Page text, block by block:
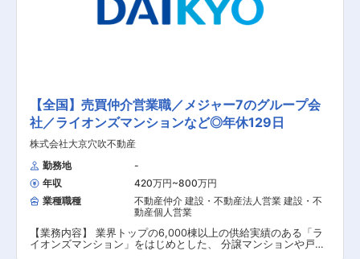
【全国】売買仲介営業職／メジャー7のグループ会
社／ライオンズマンションなど◎年休129日
株式会社大京穴吹不動産
勤務地
-
年収
420万円~800万円
業種職種
不動産仲介 建設・不動産法人営業 建設・不
動産個人営業
【業務内容】 業界トップの6,000棟以上の供給実績のある「ラ
イオンズマンション」をはじめとした、 分譲マンションや戸